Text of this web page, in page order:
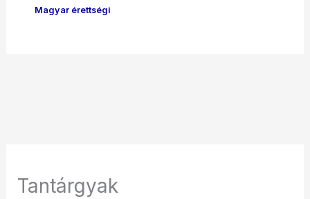
Magyar érettségi
Tantárgyak